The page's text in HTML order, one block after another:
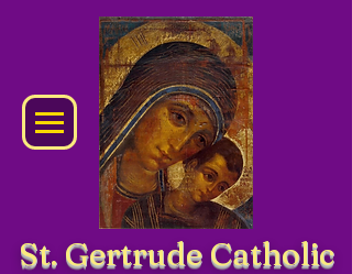
St. Gertrude Catholic